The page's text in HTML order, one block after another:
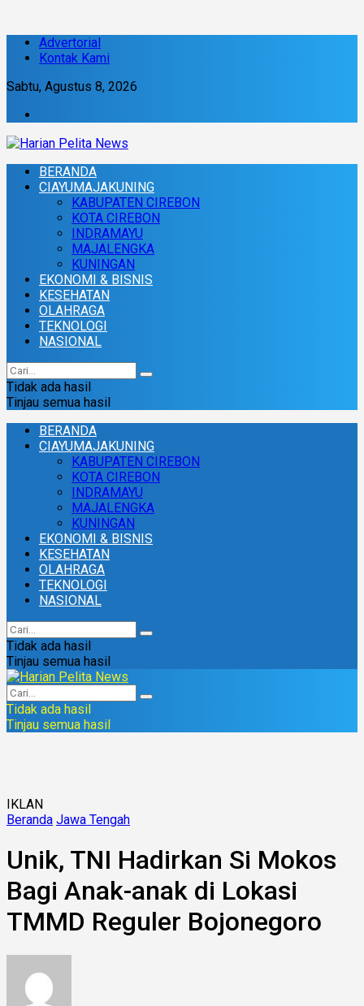
Advertorial
Kontak Kami
Sabtu, Agustus 8, 2026
BERANDA
CIAYUMAJAKUNING
KABUPATEN CIREBON
KOTA CIREBON
INDRAMAYU
MAJALENGKA
KUNINGAN
EKONOMI & BISNIS
KESEHATAN
OLAHRAGA
TEKNOLOGI
NASIONAL
Tidak ada hasil
Tinjau semua hasil
BERANDA
CIAYUMAJAKUNING
KABUPATEN CIREBON
KOTA CIREBON
INDRAMAYU
MAJALENGKA
KUNINGAN
EKONOMI & BISNIS
KESEHATAN
OLAHRAGA
TEKNOLOGI
NASIONAL
Tidak ada hasil
Tinjau semua hasil
Tidak ada hasil
Tinjau semua hasil
IKLAN
Beranda Jawa Tengah
Unik, TNI Hadirkan Si Mokos
Bagi Anak-anak di Lokasi
TMMD Reguler Bojonegoro